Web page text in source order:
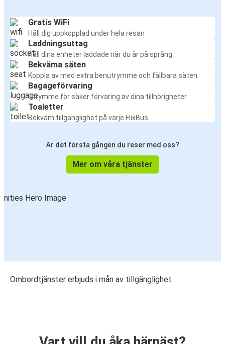
Gratis WiFi
Håll dig uppkopplad under hela resan
Laddningsuttag
Håll dina enheter laddade när du är på språng
Bekväma säten
Koppla av med extra benutrymme och fällbara säten
Bagageförvaring
Utrymme för säker förvaring av dina tillhörigheter
Toaletter
Bekväm tillgänglighet på varje FlixBus
Är det första gången du reser med oss?
Mer om våra tjänster
Ombordtjänster erbjuds i mån av tillgänglighet